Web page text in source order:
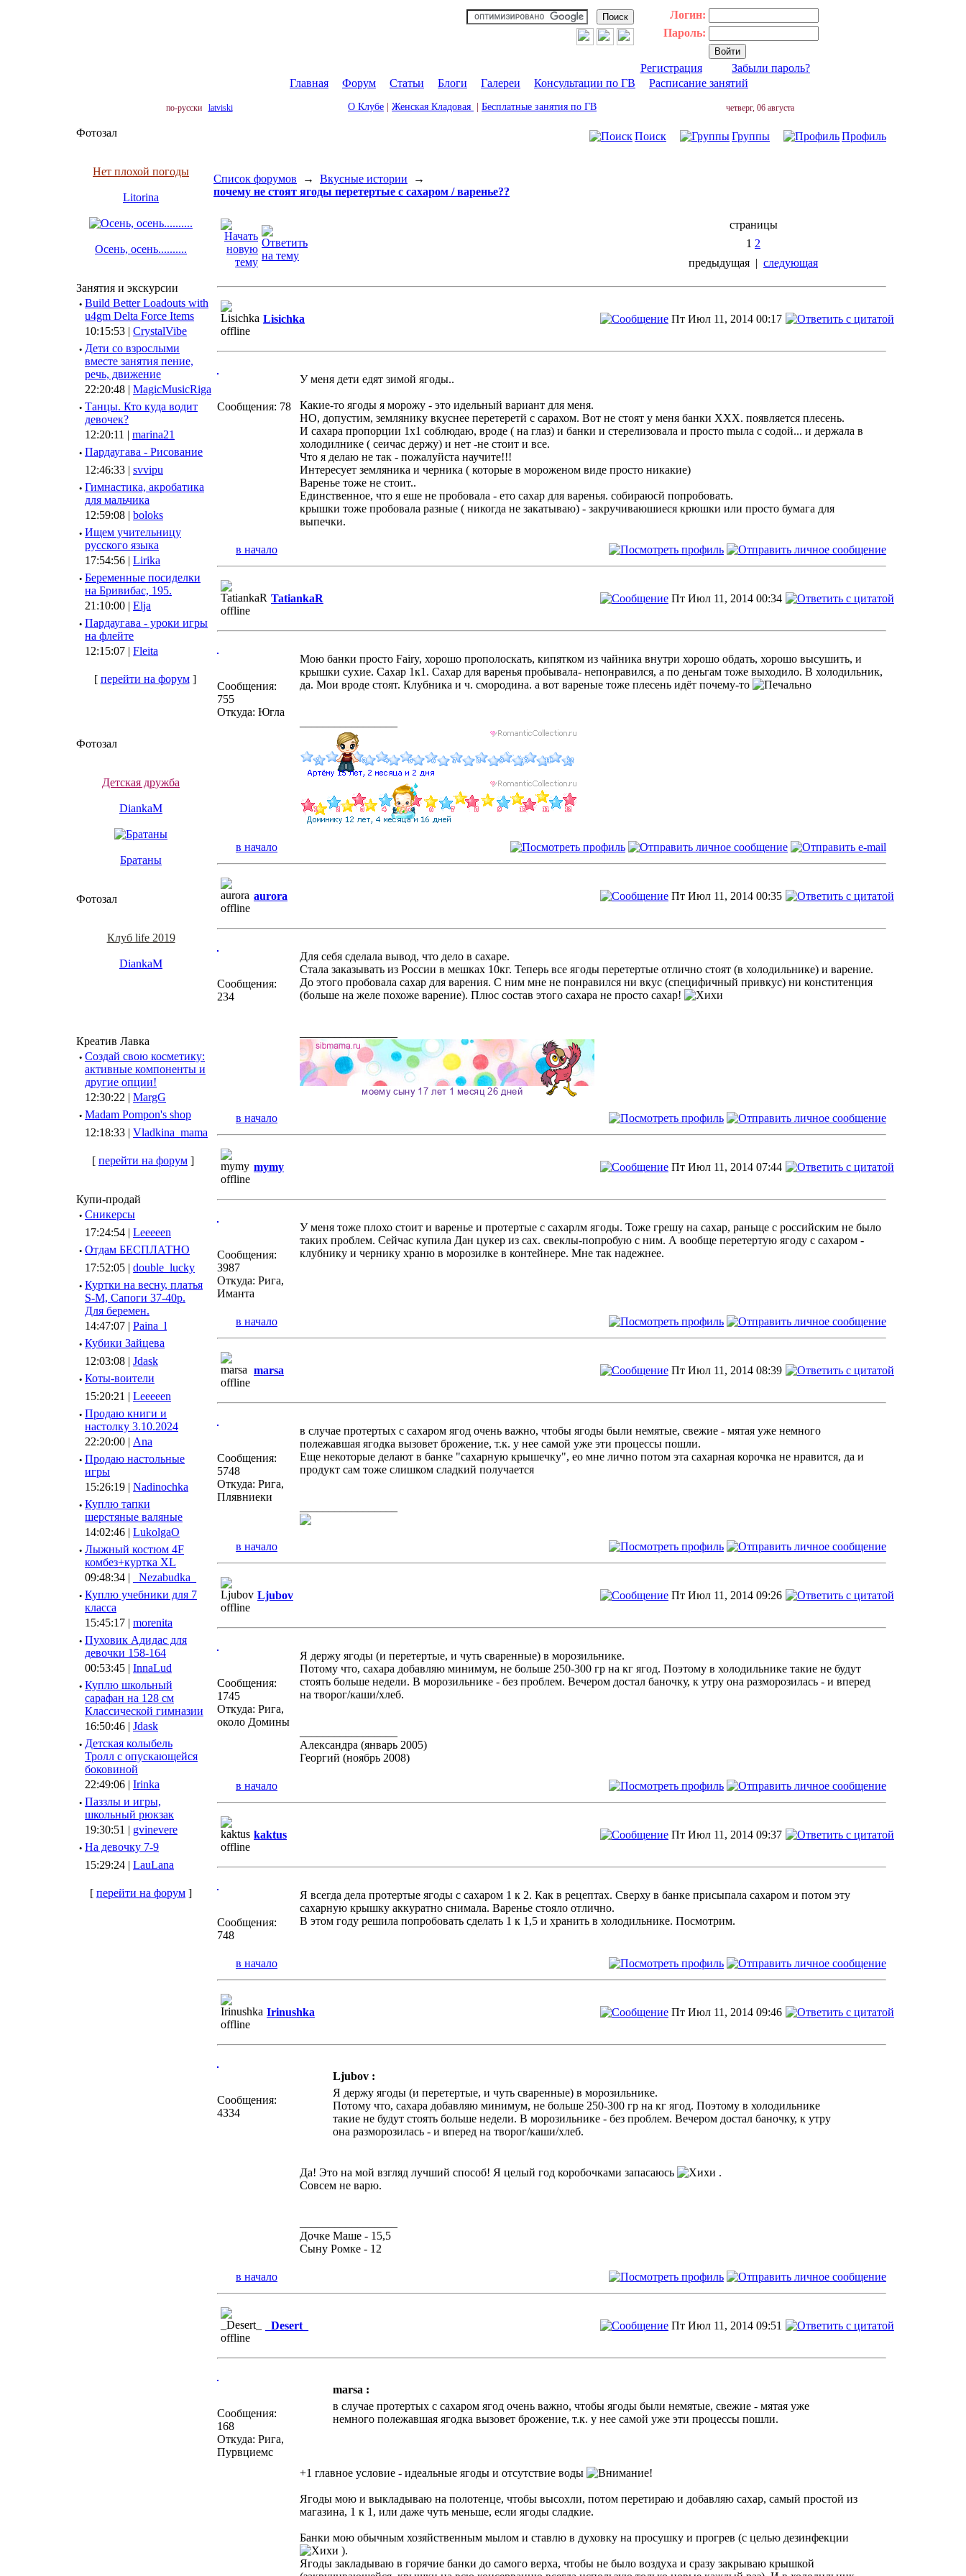
Логин:
Пароль:
Регистрация
Забыли пароль?
Главная
Форум Статьи Блоги Галереи Консультации по ГВ Расписание занятий
по-русски latviski О Клубе Женская Кладовая Бесплатные занятия по ГВ четверг, 06 августа
Фотозал
Нет плохой погоды
Litorina
Осень, осень..........
Занятия и экскурсии
· Build Better Loadouts with
u4gm Delta Force Items
10:15:53 | CrystalVibe
· Дети со взрослыми
вместе занятия пение,
речь, движение
22:20:48 | MagicMusicRiga
· Танцы. Кто куда водит
девочек?
12:20:11 | marina21
· Пардаугава - Рисование
12:46:33 | svvipu
· Гимнастика, акробатика
для мальчика
12:59:08 | boloks
· Ищем учительницу
русского языка
17:54:56 | Lirika
· Беременные посиделки
на Бривибас, 195.
21:10:00 | Elja
· Пардаугава - уроки игры
на флейте
12:15:07 | Fleita
[ перейти на форум]
Фотозал
Детская дружба
DiankaM
Братаны
Фотозал
Клуб life 2019
DiankaM
Креатив Лавка
· Создай свою косметику:
активные компоненты и
другие опции!
12:30:22 | MargG
· Madam Pompon's shop
12:18:33 | Vladkina_mama
[ перейти на форум ]
Купи-продай
· Сникерсы
17:24:54 | Leeeeen
· Отдам БЕСПЛАТНО
17:52:05 | double_lucky
· Куртки на весну, платья
S-M, Сапоги 37-40р.
Для беремен.
14:47:07 | Paina_l
· Кубики Зайцева
12:03:08 | Jdask
· Коты-воители
15:20:21 | Leeeeen
· Продаю книги и
настолку 3.10.2024
22:20:00 | Ana
· Продаю настольные
игры
15:26:19 | Nadinochka
· Куплю тапки
шерстяные валяные
14:02:46 | LukolgaO
· Лыжный костюм 4F
комбез+куртка XL
09:48:34 |
_Nezabudka_
· Куплю учебники для 7
класса
15:45:17 | morenita
· Пуховик Адидас для
девочки 158-164
00:53:45 | InnaLud
· Куплю школьный
сарафан на 128 см
Классической гимназии
16:50:46 | Jdask
· Детская колыбель
Тролл с опускающейся
боковиной
22:49:06 | Irinka
· Паззлы и игры,
школьный рюкзак
19:30:51 | gvinevere
· Hа девочку 7-9
15:29:24 | LauLana
[ перейти на форум ]
Поиск Группы Профиль
Список форумов → Вкусные истории →
почему не стоят ягоды перетертые с сахаром / варенье??
страницы
1 2
предыдущая | следующая
Lisichka Пт Июл 11, 2014 00:17
Сообщения: 78
У меня дети едят зимой ягоды..
Какие-то ягоды я морожу - это идельный вариант для меня.
НО, допустим, землянику вкуснее перетеретй с сарахом. Вот не стоят у меня банки ХХХ. появляется плесень.
И сахара пропорции 1х1 соблюдаю, вроде ( на глаз) и банки и стерелизовала и просто mыла с содой... и держала в
холодилнике ( сеичас держу) и нет -не стоит и все.
Что я делаю не так - пожалуйста научите!!!
Интересует земляника и черника ( которые в мороженом виде просто никакие)
Варенье тоже не стоит..
Единственное, что я еше не пробовала - ето сахар для варенья. собираюсй попробовать.
крышки тоже пробовала разные ( никогда не закатываю) - закручиваюшиеся крюшки или просто бумага для
выпечки.
в начало
TatiankaR Пт Июл 11, 2014 00:34
Сообщения:
755
Откуда: Югла
Мою банки просто Fairy, хорошо прополоскать, кипятком из чайника внутри хорошо обдать, хорошо высушить, и
крышки сухие. Сахар 1к1. Сахар для варенья пробывала- непонравился, а по деньгам тоже выходило. В холодильник,
да. Мои вроде стоят. Клубника и ч. смородина. а вот вареные тоже плесень идёт почему-то
в начало
aurora Пт Июл 11, 2014 00:35
Сообщения:
234
Для себя сделала вывод, что дело в сахаре.
Стала заказывать из России в мешках 10кг. Теперь все ягоды перетертые отлично стоят (в холодильнике) и варение.
До этого пробовала сахар для варения. С ним мне не понравился ни вкус (специфичный привкус) ни конститенция
(больше на желе похоже варение). Плюс состав этого сахара не просто сахар!
в начало
mymy Пт Июл 11, 2014 07:44
Сообщения:
3987
Откуда: Рига,
Иманта
У меня тоже плохо стоит и варенье и протертые с сахарлм ягоды. Тоже грешу на сахар, раньще с российским не было
таких проблем. Сейчас купила Дан цукер из сах. свеклы-попробую с ним. А вообще перетертую ягоду с сахаром -
клубнику и чернику храню в морозилке в контейнере. Мне так надежнее.
в начало
marsa Пт Июл 11, 2014 08:39
Сообщения:
5748
Откуда: Рига,
Плявниеки
в случае протертых с сахаром ягод очень важно, чтобы ягоды были немятые, свежие - мятая уже немного
полежавшая ягодка вызовет брожение, т.к. у нее самой уже эти процессы пошли.
Еще некоторые делают в банке "сахарную крышечку", ео мне лично потом эта сахарная корочка не нравится, да и
продукт сам тоже слишком сладкий получается
в начало
Ljubov Пт Июл 11, 2014 09:26
Сообщения:
1745
Откуда: Рига,
около Домины
Я держу ягоды (и перетертые, и чуть сваренные) в морозильнике.
Потому что, сахара добавляю минимум, не больше 250-300 гр на кг ягод. Поэтому в холодильнике такие не будут
стоять больше недели. В морозильнике - без проблем. Вечером достал баночку, к утру она разморозилась - и вперед
на творог/каши/хлеб.
Александра (январь 2005)
Георгий (ноябрь 2008)
в начало
kaktus Пт Июл 11, 2014 09:37
Сообщения:
748
Я всегда дела протертые ягоды с сахаром 1 к 2. Как в рецептах. Сверху в банке присыпала сахаром и потом эту
сахарную крышку аккуратно снимала. Варенье стояло отлично.
В этом году решила попробовать сделать 1 к 1,5 и хранить в холодильнике. Посмотрим.
в начало
Irinushka Пт Июл 11, 2014 09:46
Сообщения:
4334
Ljubov :
Я держу ягоды (и перетертые, и чуть сваренные) в морозильнике.
Потому что, сахара добавляю минимум, не больше 250-300 гр на кг ягод. Поэтому в холодильнике
такие не будут стоять больше недели. В морозильнике - без проблем. Вечером достал баночку, к утру
она разморозилась - и вперед на творог/каши/хлеб.
Да! Это на мой взгляд лучший способ! Я целый год коробочками запасаюсь
.
Совсем не варю.
Дочке Маше - 15,5
Сыну Ромке - 12
в начало
_Desert_ Пт Июл 11, 2014 09:51
Сообщения:
168
Откуда: Рига,
Пурвциемс
marsa :
в случае протертых с сахаром ягод очень важно, чтобы ягоды были немятые, свежие - мятая уже
немного полежавшая ягодка вызовет брожение, т.к. у нее самой уже эти процессы пошли.
+1 главное условие - идеальные ягоды и отсутствие воды
Ягоды мою и выкладываю на полотенце, чтобы высохли, потом перетираю и добавляю сахар, самый простой из
магазина, 1 к 1, или даже чуть меньше, если ягоды сладкие.
Банки мою обычным хозяйственным мылом и ставлю в духовку на просушку и прогрев (с целью дезинфекции
).
Ягоды закладываю в горячие банки до самого верха, чтобы не было воздуха и сразу закрываю крышкой